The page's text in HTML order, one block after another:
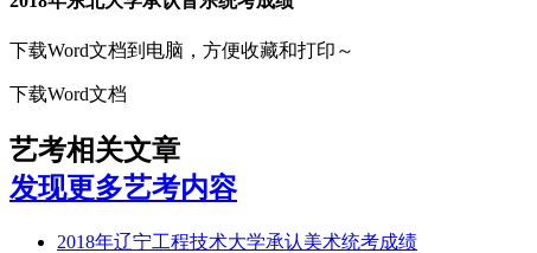
下载Word文档到电脑，方便收藏和打印～
下载Word文档
艺考相关文章
发现更多艺考内容
2018年辽宁工程技术大学承认美术统考成绩